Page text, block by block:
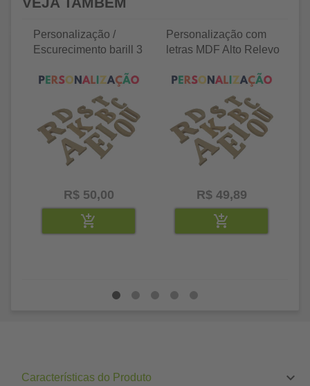
Personalização /
Escurecimento barill 3
R$ 50,00
Personalização com
letras MDF Alto Relevo
R$ 49,89
Características do Produto